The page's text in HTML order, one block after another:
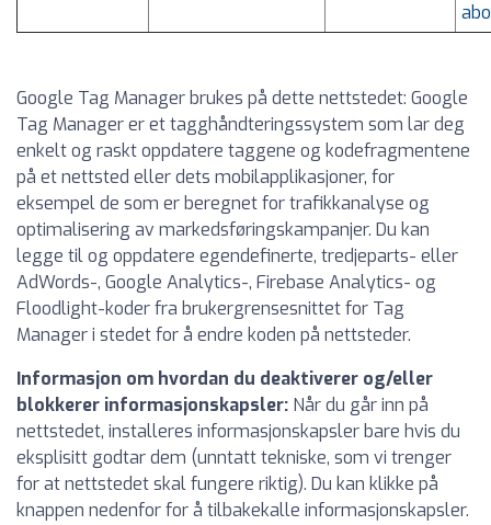
Google Tag Manager brukes på dette nettstedet: Google
Tag Manager er et tagghåndteringssystem som lar deg
enkelt og raskt oppdatere taggene og kodefragmentene
på et nettsted eller dets mobilapplikasjoner, for
eksempel de som er beregnet for trafikkanalyse og
optimalisering av markedsføringskampanjer. Du kan
legge til og oppdatere egendefinerte, tredjeparts- eller
AdWords-, Google Analytics-, Firebase Analytics- og
Floodlight-koder fra brukergrensesnittet for Tag
Manager i stedet for å endre koden på nettsteder.
Informasjon om hvordan du deaktiverer og/eller
blokkerer informasjonskapsler: Når du går inn på
nettstedet, installeres informasjonskapsler bare hvis du
eksplisitt godtar dem (unntatt tekniske, som vi trenger
for at nettstedet skal fungere riktig). Du kan klikke på
knappen nedenfor for å tilbakekalle informasjonskapsler.